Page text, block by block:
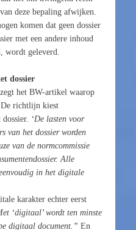
deze bepaling afwijken.
komen dat geen dossier
met een andere inhoud
wordt geleverd.
dossier
het BW-artikel waarop
De richtlijn kiest
‘De lasten voor
van het dossier worden
van de normcommissie
Alle
in het digitale
karakter echter eerst
‘digitaal’ wordt ten minste
digitaal document.” En